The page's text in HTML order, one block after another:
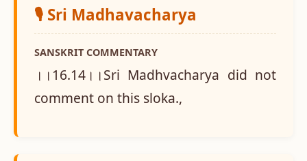
🎙️ Sri Madhavacharya
SANSKRIT COMMENTARY
।।16.14।।Sri Madhvacharya did not
comment on this sloka.,